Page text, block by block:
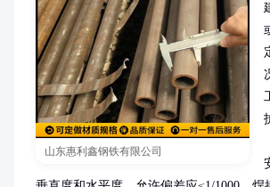
山东惠利鑫钢铁有限公司